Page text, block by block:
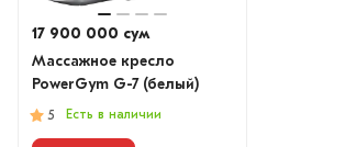
17 900 000 сум
Массажное кресло
PowerGym G-7 (белый)
5 Есть в наличии